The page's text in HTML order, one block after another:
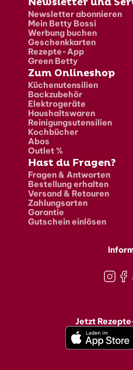
Newsletter abonnieren
Mein Betty Bossi
Werbung buchen
Geschenkkarten
Rezepte-App
Green Betty
Zum Onlineshop
Küchenutensilien
Backzubehör
Elektrogeräte
Haushaltswaren
Reinigungsutensilien
Kochbücher
Abos
Outlet %
Hast du Fragen?
Fragen & Antworten
Bestellung erhalten
Versand & Retouren
Zahlungsarten
Garantie
Gutschein einlösen
Jetzt